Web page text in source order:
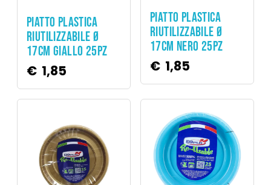
PIATTO PLASTICA
RIUTILIZZABILE Ø
17CM GIALLO 25PZ
€ 1,85
PIATTO PLASTICA
RIUTILIZZABILE Ø
17CM NERO 25PZ
€ 1,85